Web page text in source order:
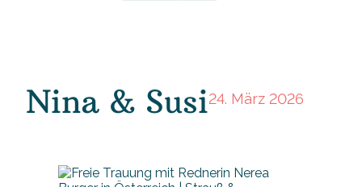
Nina & Susi24. März 2026